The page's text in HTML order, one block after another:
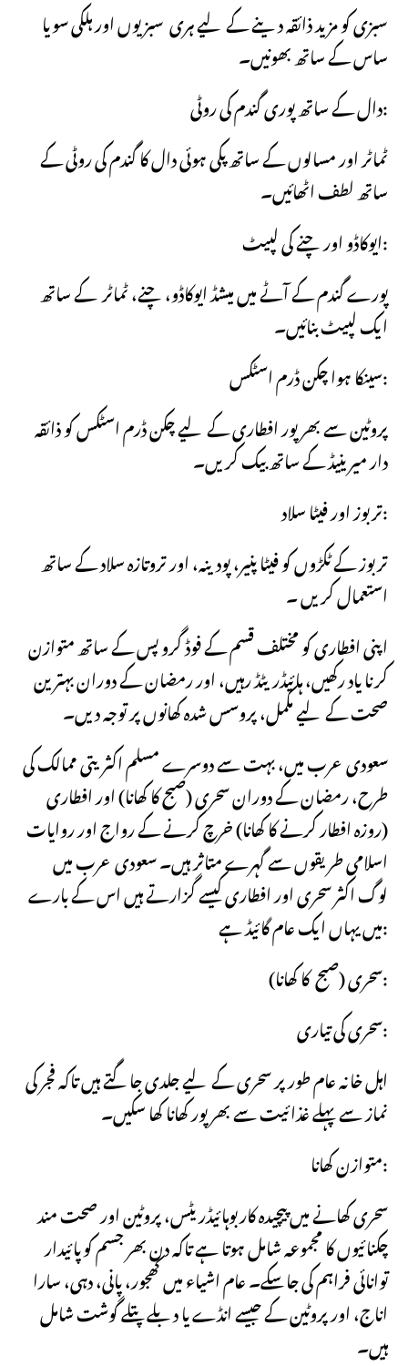
سبزی کو مزید ذائقہ دینے کے لیے ہری سبزیوں اور ہلکی سویا
ساس کے ساتھ بھونیں۔
دال کے ساتھ پوری گندم کی روٹی:
ٹماٹر اور مسالوں کے ساتھ پکی ہوئی دال کا گندم کی روٹی کے
ساتھ لطف اٹھائیں۔
ایوکاڈو اور چنے کی لپیٹ:
پورے گندم کے آٹے میں میشڈ ایوکاڈو، چنے، ٹماٹر کے ساتھ
ایک لپیٹ بنائیں۔
سینکا ہوا چکن ڈرم اسٹکس:
پروٹین سے بھرپور افطاری کے لیے چکن ڈرم اسٹکس کو ذائقہ
دار میرینیڈ کے ساتھ بیک کریں۔
تربوز اور فیٹا سلاد:
تربوز کے ٹکڑوں کو فیٹا پنیر، پودینہ، اور تروتازہ سلاد کے ساتھ
استعمال کریں ۔
اپنی افطاری کو مختلف قسم کے فوڈ گروپس کے ساتھ متوازن
کرنا یاد رکھیں، ہائیڈریٹڈ رہیں، اور رمضان کے دوران بہترین
صحت کے لیے مکمل، پروسس شدہ کھانوں پر توجہ دیں۔
سعودی عرب میں، بہت سے دوسرے مسلم اکثریتی ممالک کی
طرح، رمضان کے دوران سحری (صبح کا کھانا) اور افطاری
(روزہ افطار کرنے کا کھانا) خرچ کرنے کے رواج اور روایات
اسلامی طریقوں سے گہرے متاثر ہیں۔ سعودی عرب میں
لوگ اکثر سحری اور افطاری کیسے گزارتے ہیں اس کے بارے
میں یہاں ایک عام گائیڈ ہے:
سحری (صبح کا کھانا):
سحری کی تیاری:
اہل خانہ عام طور پر سحری کے لیے جلدی جاگتے ہیں تاکہ فجر کی
نماز سے پہلے غذائیت سے بھرپور کھانا کھا سکیں۔
متوازن کھانا:
سحری کھانے میں پیچیدہ کاربوہائیڈریٹس، پروٹین اور صحت مند
چکنائیوں کا مجموعہ شامل ہوتا ہے تاکہ دن بھر جسم کوپائیدار
توانائی فراہم کی جاسکے۔ عام اشیاء میں کھجور، پانی، دہی، سارا
اناج، اور پروٹین کے جیسے انڈے یا دبلے پتلے گوشت شامل
ہیں۔